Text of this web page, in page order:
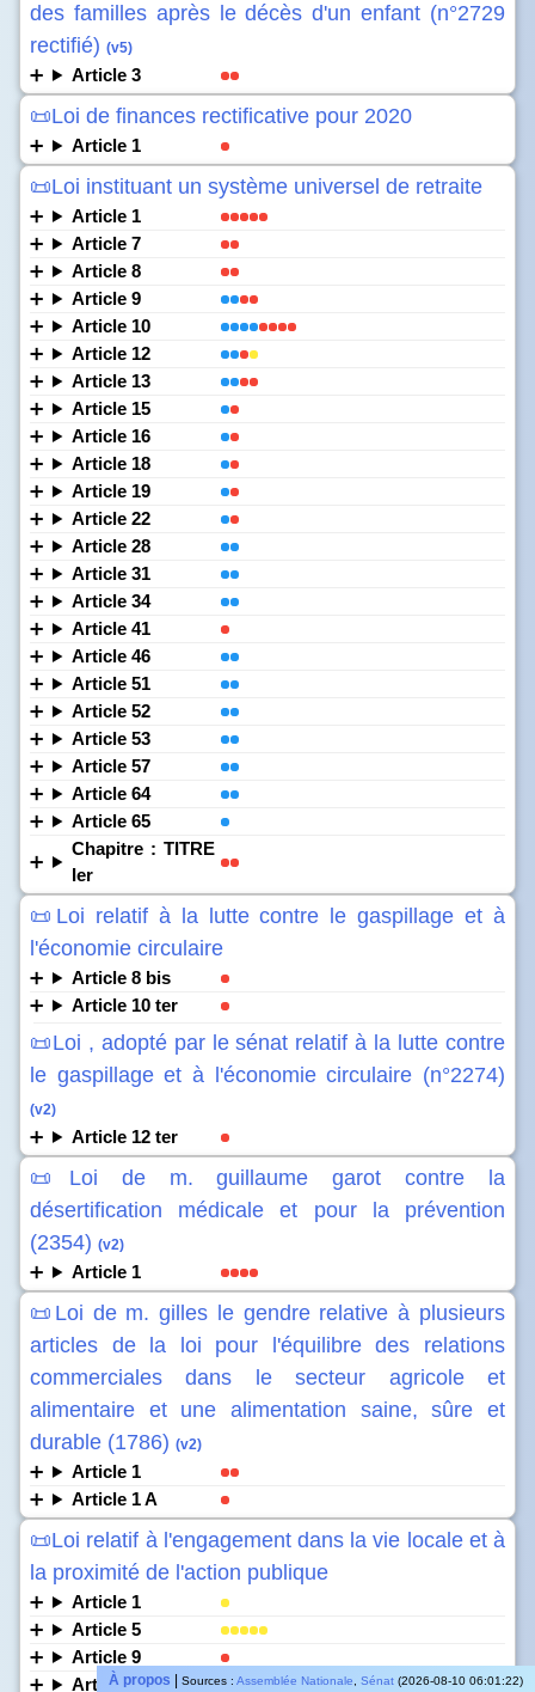
des familles après le décès d'un enfant (n°2729
rectifié) (v5)
Article 3
📜Loi de finances rectificative pour 2020
Article 1
📜Loi instituant un système universel de retraite
Article 1
Article 7
Article 8
Article 9
Article 10
Article 12
Article 13
Article 15
Article 16
Article 18
Article 19
Article 22
Article 28
Article 31
Article 34
Article 41
Article 46
Article 51
Article 52
Article 53
Article 57
Article 64
Article 65
Chapitre : TITRE
Ier
📜Loi relatif à la lutte contre le gaspillage et à
l'économie circulaire
Article 8 bis
Article 10 ter
📜Loi , adopté par le sénat relatif à la lutte contre
le gaspillage et à l'économie circulaire (n°2274)
(v2)
Article 12 ter
📜Loi de m. guillaume garot contre la
désertification médicale et pour la prévention
(2354) (v2)
Article 1
📜Loi de m. gilles le gendre relative à plusieurs
articles de la loi pour l'équilibre des relations
commerciales dans le secteur agricole et
alimentaire et une alimentation saine, sûre et
durable (1786) (v2)
Article 1
Article 1 A
📜Loi relatif à l'engagement dans la vie locale et à
la proximité de l'action publique
Article 1
Article 5
Article 9
Article 10
À propos Sources : Assemblée Nationale Sénat (2026-08-10 06:01:22)